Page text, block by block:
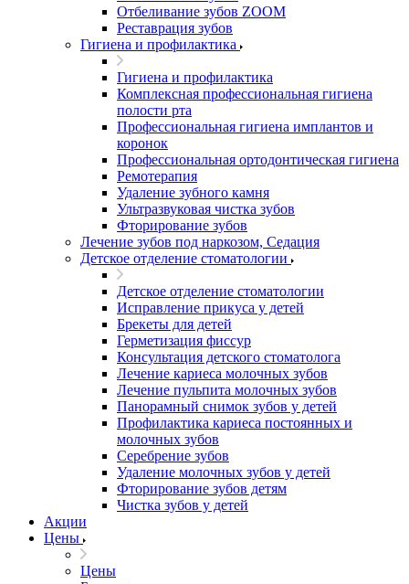
Отбеливание зубов ZOOM
Реставрация зубов
Гигиена и профилактика
Гигиена и профилактика
Комплексная профессиональная гигиена
полости рта
Профессиональная гигиена имплантов и
коронок
Профессиональная ортодонтическая гигиена
Ремотерапия
Удаление зубного камня
Ультразвуковая чистка зубов
Фторирование зубов
Лечение зубов под наркозом, Седация
Детское отделение стоматологии
Детское отделение стоматологии
Исправление прикуса у детей
Брекеты для детей
Герметизация фиссур
Консультация детского стоматолога
Лечение кариеса молочных зубов
Лечение пульпита молочных зубов
Панорамный снимок зубов у детей
Профилактика кариеса постоянных и
молочных зубов
Серебрение зубов
Удаление молочных зубов у детей
Фторирование зубов детям
Чистка зубов у детей
Акции
Цены
Цены